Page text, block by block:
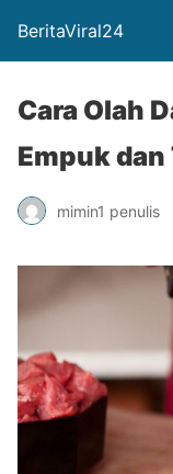
BeritaViral24
Cara Olah
Empuk dan
mimin1 penulis